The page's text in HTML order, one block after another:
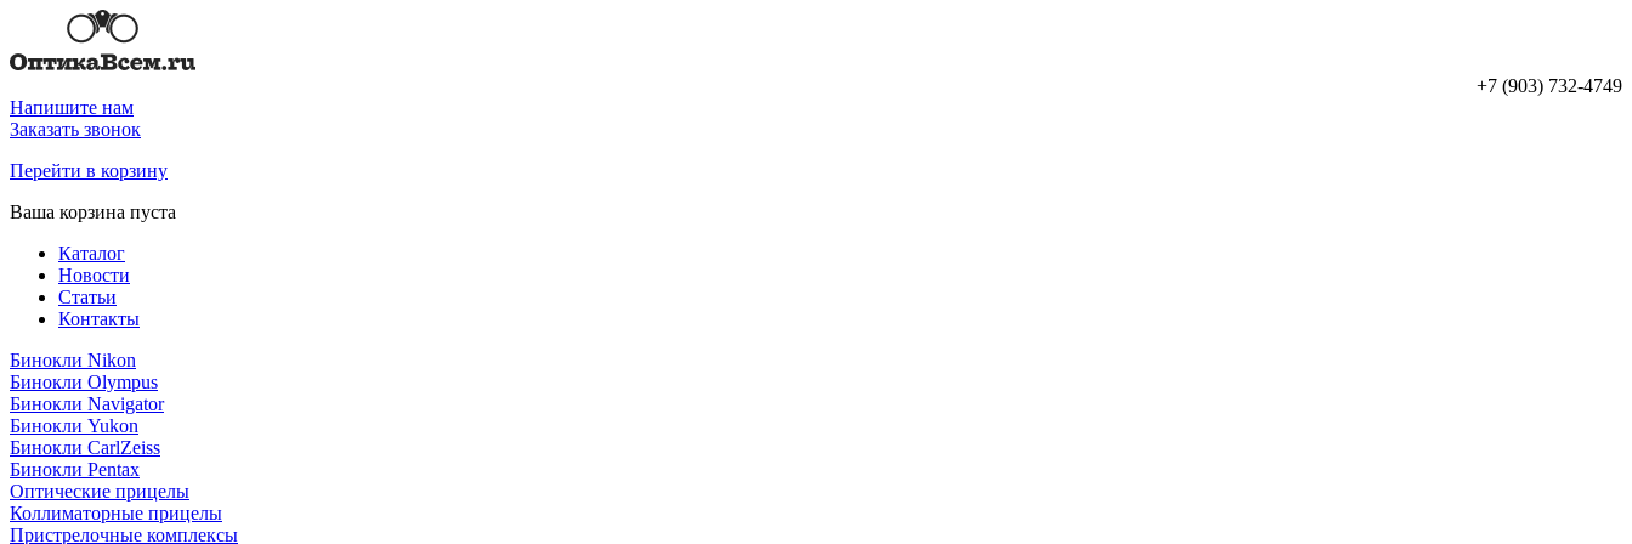
+7 (903) 732-4749
Напишите нам
Заказать звонок
Перейти в корзину
Ваша корзина пуста
Каталог
Новости
Статьи
Контакты
Бинокли Nikon
Бинокли Olympus
Бинокли Navigator
Бинокли Yukon
Бинокли CarlZeiss
Бинокли Pentax
Оптические прицелы
Коллиматорные прицелы
Пристрелочные комплексы